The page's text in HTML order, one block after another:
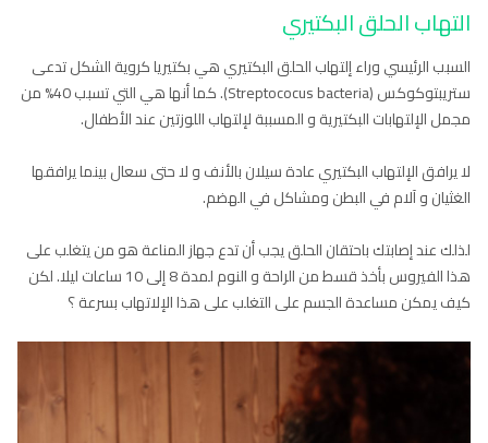
التهاب الحلق البكتيري
السبب الرئيسي وراء إلتهاب الحلق البكتيري هي بكتيريا كروية الشكل تدعى
ستريبتوكوكس (Streptococus bacteria). كما أنها هي التي تسبب 40% من
مجمل الإلتهابات البكتيرية و المسببة لإلتهاب اللوزتين عند الأطفال.
لا يرافق الإلتهاب البكتيري عادة سيلان بالأنف و لا حتى سعال بينما يرافقها
الغثيان و آلام في البطن ومشاكل في الهضم.
لذلك عند إصابتك باحتقان الحلق يجب أن تدع جهاز المناعة هو من يتغلب على
هذا الفيروس بأخذ قسط من الراحة و النوم لمدة 8 إلى 10 ساعات ليلا. لكن
كيف يمكن مساعدة الجسم على التغلب على هذا الإلاتهاب بسرعة ؟